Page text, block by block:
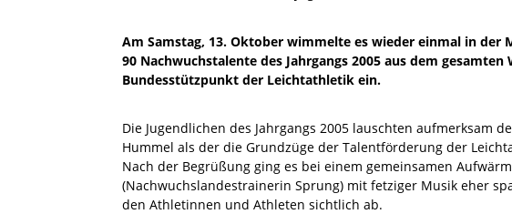
Am Samstag, 13. Oktober wimmelte es wieder einmal in der
90 Nachwuchstalente des Jahrgangs 2005 aus dem gesamten
Bundesstützpunkt der Leichtathletik ein.
Die Jugendlichen des Jahrgangs 2005 lauschten aufmerksam
Hummel als der die Grundzüge der Talentförderung der
Nach der Begrüßung ging es bei einem gemeinsamen
(Nachwuchslandestrainerin Sprung) mit fetziger Musik eher
den Athletinnen und Athleten sichtlich ab.